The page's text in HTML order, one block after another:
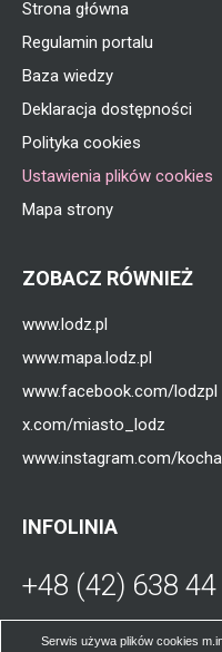
Serwis używa plików cookies
Strona główna
Regulamin portalu
Baza wiedzy
Deklaracja dostępności
Polityka cookies
Ustawienia plików cookies
Mapa strony
ZOBACZ RÓWNIEŻ
www.lodz.pl
www.mapa.lodz.pl
www.facebook.com/lodzpl
x.com/miasto_lodz
www.instagram.com/
INFOLINIA
+48 (42) 638
W poniedziałki, środy,